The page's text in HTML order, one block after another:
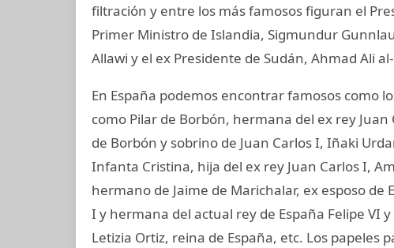
filtración y entre los más famosos figuran el
Primer Ministro de Islandia, Sigmundur
Allawi y el ex Presidente de Sudán, Ahmad Ali
En España podemos encontrar famosos como
como Pilar de Borbón, hermana del ex rey
de Borbón y sobrino de Juan Carlos I, Iñaki
Infanta Cristina, hija del ex rey Juan Carlos I,
hermano de Jaime de Marichalar, ex esposo de
I y hermana del actual rey de España Felipe VI
Letizia Ortiz, reina de España, etc. Los papeles